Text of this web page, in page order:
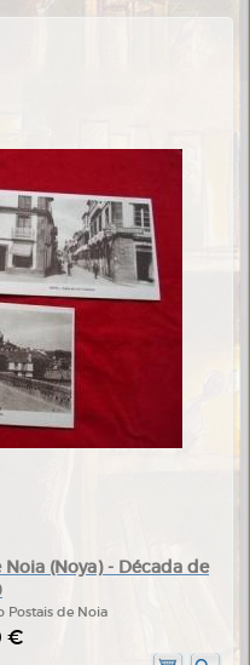
(Noya) - Década de
Postais de Noia
€